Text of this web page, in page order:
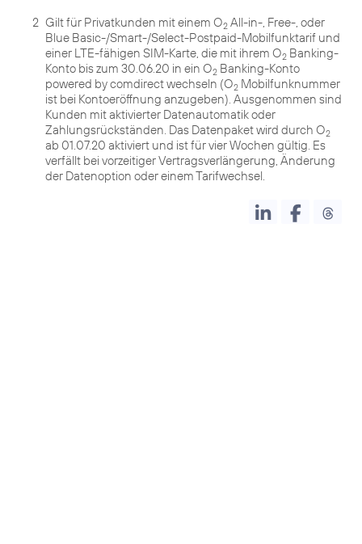
2 Gilt für Privatkunden mit einem O2 All-in-, Free-, oder
Blue Basic-/Smart-/Select-Postpaid-Mobilfunktarif und
einer LTE-fähigen SIM-Karte, die mit ihrem O2 Banking-
Konto bis zum 30.06.20 in ein O2 Banking-Konto
powered by comdirect wechseln (O2 Mobilfunknummer
ist bei Kontoeröffnung anzugeben). Ausgenommen sind
Kunden mit aktivierter Datenautomatik oder
Zahlungsrückständen. Das Datenpaket wird durch O2
ab 01.07.20 aktiviert und ist für vier Wochen gültig. Es
verfällt bei vorzeitiger Vertragsverlängerung, Änderung
der Datenoption oder einem Tarifwechsel.